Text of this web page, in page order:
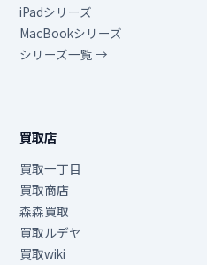
iPadシリーズ
MacBookシリーズ
シリーズ一覧 →
買取店
買取一丁目
買取商店
森森買取
買取ルデヤ
買取wiki